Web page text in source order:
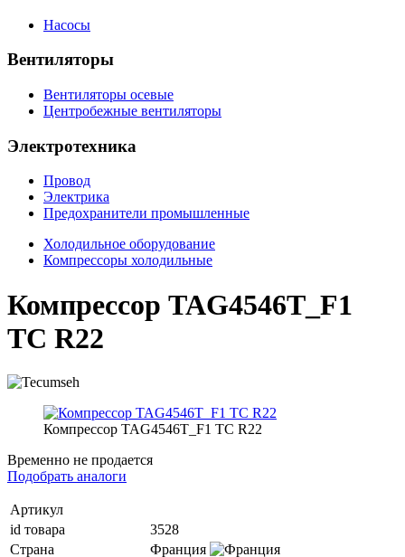
Насосы
Вентиляторы
Вентиляторы осевые
Центробежные вентиляторы
Электротехника
Провод
Электрика
Предохранители промышленные
Холодильное оборудование
Компрессоры холодильные
Компрессор TAG4546T_F1
TC R22
Компрессор TAG4546T_F1 TC R22
Временно не продается
Подобрать аналоги
Артикул
id товара
3528
Страна
Франция